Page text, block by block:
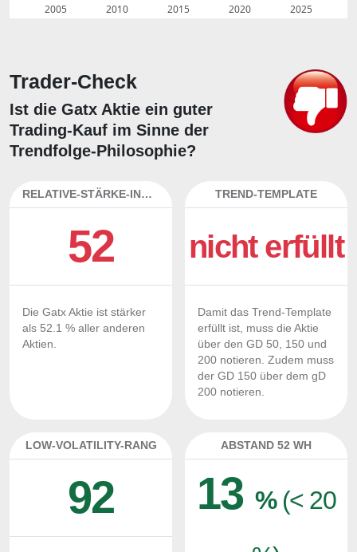
2005 2010 2015 2020 2025
Trader-Check
Ist die Gatx Aktie ein guter
Trading-Kauf im Sinne der
Trendfolge-Philosophie?
RELATIVE-STÄRKE-INDEX
52
Die Gatx Aktie ist stärker
als 52.1 % aller anderen
Aktien.
TREND-TEMPLATE
nicht erfüllt
Damit das Trend-Template
erfüllt ist, muss die Aktie
über den GD 50, 150 und
200 notieren. Zudem muss
der GD 150 über dem gD
200 notieren.
LOW-VOLATILITY-RANG
92
ABSTAND 52 WH
13% (< 20